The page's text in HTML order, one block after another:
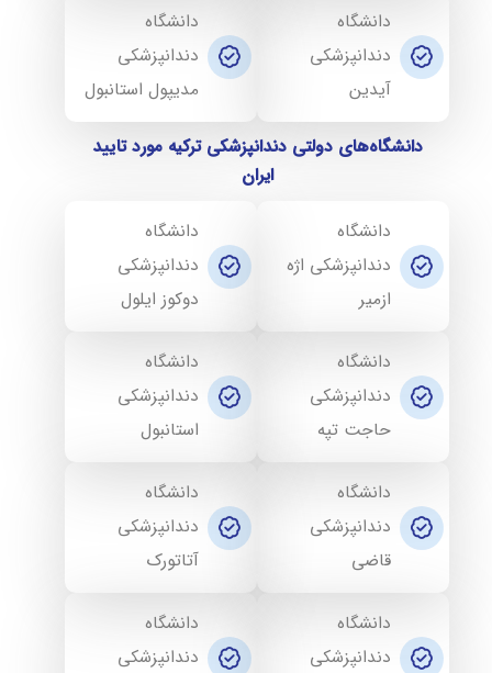
دانشگاه
دندانپزشکی
آیدین
دانشگاه
دندانپزشکی
مدیپول استانبول
دانشگاه‌های دولتی دندانپزشکی ترکیه مورد تایید
ایران
دانشگاه
دندانپزشکی اژه
ازمیر
دانشگاه
دندانپزشکی
دوکوز ایلول
دانشگاه
دندانپزشکی
حاجت تپه
دانشگاه
دندانپزشکی
استانبول
دانشگاه
دندانپزشکی
قاضی
دانشگاه
دندانپزشکی
آتاتورک
دانشگاه
دندانپزشکی
دانشگاه
دندانپزشکی